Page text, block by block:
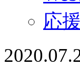
応